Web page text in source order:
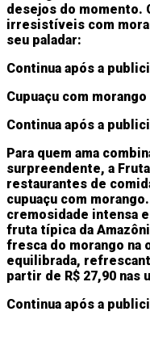
desejos do momento.
irresistíveis com
seu paladar:
Continua após a
Cupuaçu com morango
Continua após a
Para quem ama
surpreendente, a
restaurantes de
cupuaçu com
cremosidade intensa
fruta típica da
fresca do morango na
equilibrada,
partir de R$ 27,90 nas
Continua após a